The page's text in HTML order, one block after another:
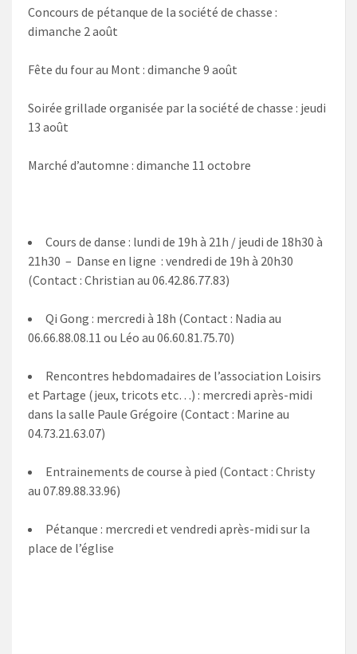
Concours de pétanque de la société de chasse :
dimanche 2 août
Fête du four au Mont : dimanche 9 août
Soirée grillade organisée par la société de chasse : jeudi
13 août
Marché d’automne : dimanche 11 octobre
Cours de danse : lundi de 19h à 21h / jeudi de 18h30 à
21h30 – Danse en ligne : vendredi de 19h à 20h30
(Contact : Christian au 06.42.86.77.83)
Qi Gong : mercredi à 18h (Contact : Nadia au
06.66.88.08.11 ou Léo au 06.60.81.75.70)
Rencontres hebdomadaires de l’association Loisirs
et Partage (jeux, tricots etc…) : mercredi après-midi
dans la salle Paule Grégoire (Contact : Marine au
04.73.21.63.07)
Entrainements de course à pied (Contact : Christy
au 07.89.88.33.96)
Pétanque : mercredi et vendredi après-midi sur la
place de l’église